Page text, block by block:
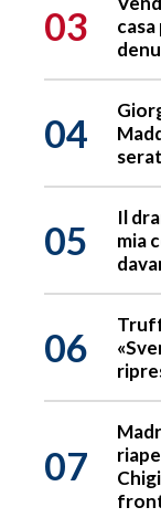
03
04
05
Il
mia
06
07